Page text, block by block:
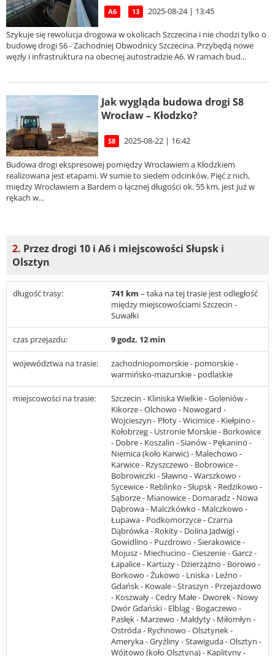
A6 13 2025-08-24 | 13:45
Szykuje się rewolucja drogowa w okolicach Szczecina i nie chodzi tylko o
budowę drogi S6 - Zachodniej Obwodnicy Szczecina. Przybędą nowe
węzły i infrastruktura na obecnej autostradzie A6. W ramach bud...
Jak wygląda budowa drogi S8
Wrocław – Kłodzko?
S8 2025-08-22 | 16:42
Budowa drogi ekspresowej pomiędzy Wrocławiem a Kłodzkiem
realizowana jest etapami. W sumie to siedem odcinków. Pięć z nich,
między Wrocławiem a Bardem o łącznej długości ok. 55 km, jest już w
rękach w...
2. Przez drogi 10 i A6 i miejscowości Słupsk i
Olsztyn
długość trasy: 741 km – taka na tej trasie jest odległość
między miejscowościami Szczecin -
Suwałki
czas przejazdu: 9 godz. 12 min
województwa na trasie:
zachodniopomorskie - pomorskie -
warmińsko-mazurskie - podlaskie
miejscowości na trasie:
Szczecin - Kliniska Wielkie - Goleniów -
Kikorze - Olchowo - Nowogard -
Wojcieszyn - Płoty - Wicimice - Kiełpino -
Kołobrzeg - Ustronie Morskie - Borkowice
- Dobre - Koszalin - Sianów - Pękanino -
Niemica (koło Karwic) - Malechowo -
Karwice - Rzyszczewo - Bobrowice -
Bobrowiczki - Sławno - Warszkowo -
Sycewice - Reblinko - Słupsk - Redzikowo -
Sąborze - Mianowice - Domaradz - Nowa
Dąbrowa - Malczkówko - Malczkowo -
Łupawa - Podkomorzyce - Czarna
Dąbrówka - Rokity - Dolina Jadwigi -
Gowidlino - Puzdrowo - Sierakowice -
Mojusz - Miechucino - Cieszenie - Garcz -
Łapalice - Kartuzy - Dzierżążno - Borowo -
Borkowo - Żukowo - Lniska - Leźno -
Gdańsk - Kowale - Straszyn - Przejazdowo
- Koszwały - Cedry Małe - Dworek - Nowy
Dwór Gdański - Elbląg - Bogaczewo -
Pasłęk - Marzewo - Małdyty - Miłomłyn -
Ostróda - Rychnowo - Olsztynek -
Ameryka - Gryźliny - Stawiguda - Olsztyn -
Wójtowo (koło Olsztyna) - Kaplityny -